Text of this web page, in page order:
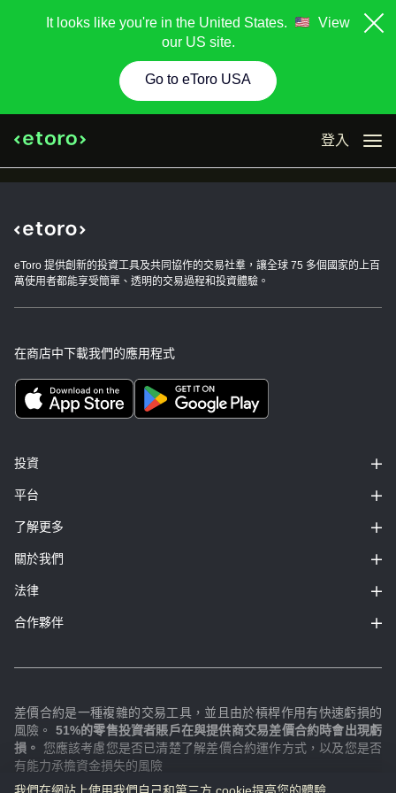
It looks like you're in the United States.
View
our US site.
Go to eToro USA
登入
eToro 提供創新的投資工具及共同協作的交易社羣，讓全球 75 多個國家的上百
萬使用者都能享受簡單、透明的交易過程和投資體驗。
在商店中下載我們的應用程式
投資
平台
了解更多
關於我們
法律
合作夥伴
差價合約是一種複雜的交易工具，並且由於槓桿作用有快速虧損的
風險。 51%的零售投資者賬戶在與提供商交易差價合約時會出現虧
損。 您應該考慮您是否已清楚了解差價合約運作方式，以及您是否
有能力承擔資金損失的風險
。